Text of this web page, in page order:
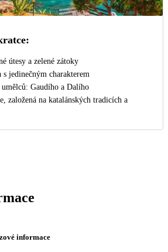
útesy a zelené zátoky
jedinečným charakterem
Gaudího a Dalího
založená na katalánských tradicích a
informace